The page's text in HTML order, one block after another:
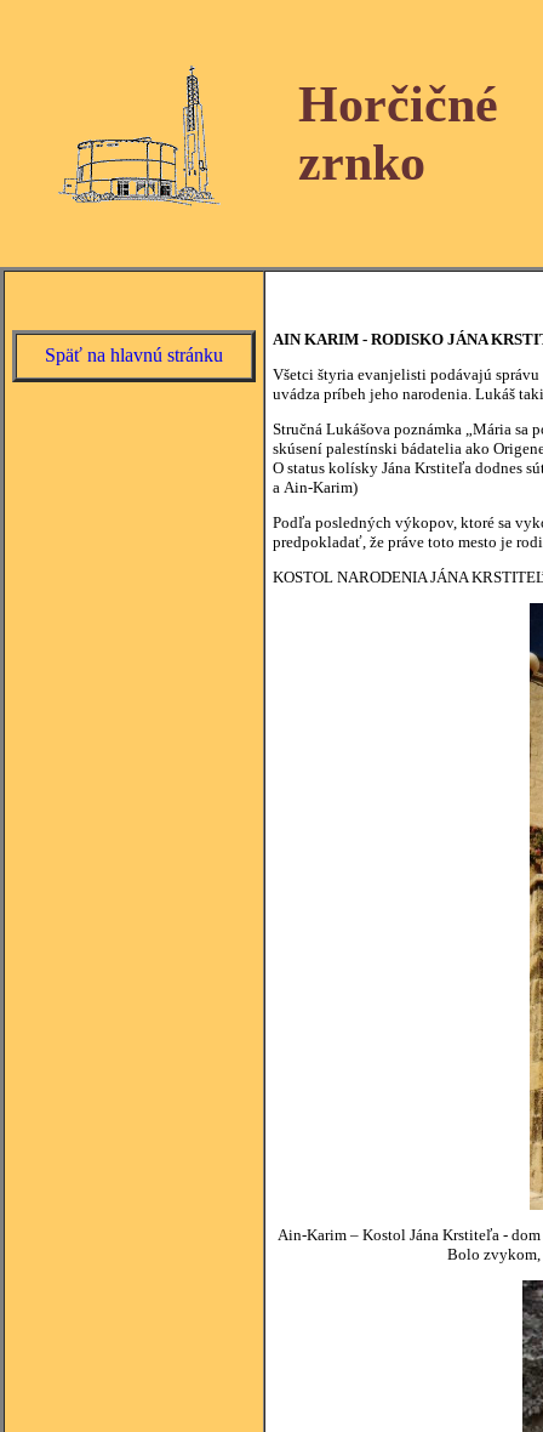
Horčičné
zrnko
Späť na hlavnú stránku
AIN KARIM - RODISKO JÁNA
Všetci štyria evanjelisti podávajú správu
uvádza príbeh jeho narodenia. Lukáš
Stručná Lukášova poznámka „Mária sa
skúsení palestínski bádatelia ako
O status kolísky Jána Krstiteľa dodnes
a Ain-Karim)
Podľa posledných výkopov, ktoré sa
predpokladať, že práve toto mesto je
KOSTOL NARODENIA JÁNA
Ain-Karim – Kostol Jána Krstiteľa -
Bolo zvykom,